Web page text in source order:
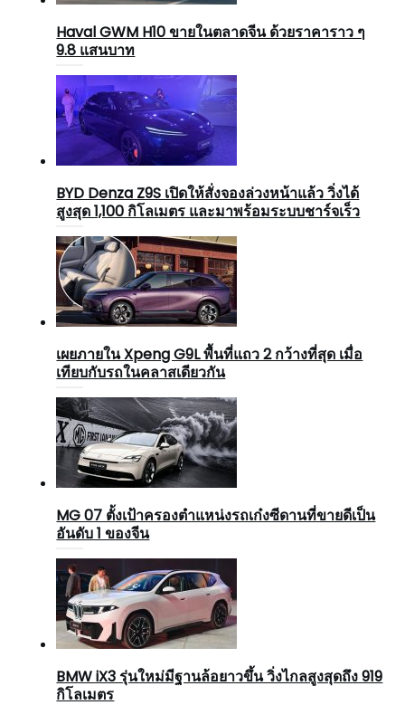
Haval GWM H10 ขายในตลาดจีน ด้วยราคาราว ๆ
9.8 แสนบาท
BYD Denza Z9S เปิดให้สั่งจองล่วงหน้าแล้ว วิ่งได้
สูงสุด 1,100 กิโลเมตร และมาพร้อมระบบชาร์จเร็ว
เผยภายใน Xpeng G9L พื้นที่แถว 2 กว้างที่สุด เมื่อ
เทียบกับรถในคลาสเดียวกัน
MG 07 ตั้งเป้าครองตำแหน่งรถเก๋งซีดานที่ขายดีเป็น
อันดับ 1 ของจีน
BMW iX3 รุ่นใหม่มีฐานล้อยาวขึ้น วิ่งไกลสูงสุดถึง 919
กิโลเมตร